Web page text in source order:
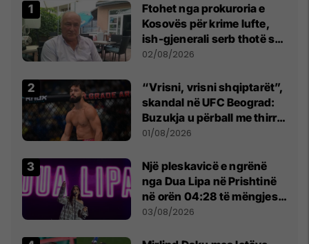
Ftohet nga prokuroria e
Kosovës për krime lufte,
ish-gjenerali serb thotë se
dikush e tradhtoi në
02/08/2026
“Vrisni, vrisni shqiptarët”,
skandal në UFC Beograd:
Buzukja u përball me thirrje
anti-shqiptare nga
01/08/2026
Një pleskavicë e ngrënë
nga Dua Lipa në Prishtinë
në orën 04:28 të mëngjesit
- dhe bota digjitale serbe
03/08/2026